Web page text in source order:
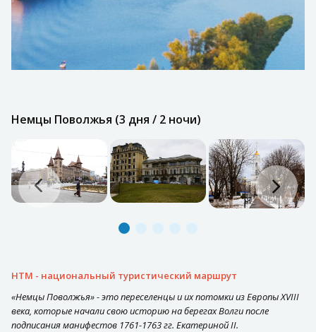
Немцы Поволжья (3 дня / 2 ночи)
НТМ - национальный туристический маршрут
«Немцы Поволжья» - это переселенцы и их потомки из Европы XVIII
века, которые начали свою историю на берегах Волги после
подписания манифестов 1761-1763 гг. Екатериной II.